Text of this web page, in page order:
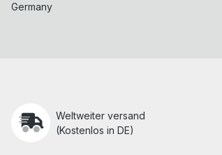
Germany
Weltweiter versand
(Kostenlos in DE)